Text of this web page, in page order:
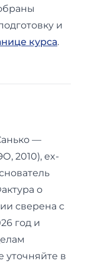
и
курса.
—
2010), ex-
о
сверена с
год и
в